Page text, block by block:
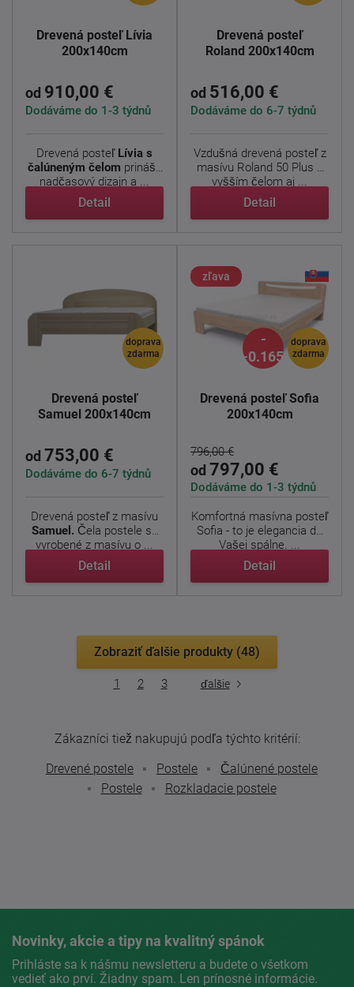
Drevená posteľ Lívia
200x140cm
od 910,00 €
Dodáváme do 1-3 týdnů
Drevená posteľ Lívia s
čalúneným čelom prináša
nadčasový dizajn a ...
Detail
Drevená posteľ
Roland 200x140cm
od 516,00 €
Dodáváme do 6-7 týdnů
Vzdušná drevená posteľ z
masívu Roland 50 Plus s
vyšším čelom aj ...
Detail
doprava
zdarma
Drevená posteľ
Samuel 200x140cm
od 753,00 €
Dodáváme do 6-7 týdnů
Drevená posteľ z masívu
Samuel. Čela postele sú
vyrobené z masívu o ...
Detail
zľava
-
-0.165%
doprava
zdarma
Drevená posteľ Sofia
200x140cm
796,00 €
od 797,00 €
Dodáváme do 1-3 týdnů
Komfortná masívna posteľ
Sofia - to je elegancia do
Vašej spálne. ...
Detail
Zobraziť ďalšie produkty (48)
3
2
1 ďalšie
Zákazníci tiež nakupujú podľa týchto kritérií:
Drevené postele
Postele
Čalúnené postele
Postele
Rozkladacie postele
Novinky, akcie a tipy na kvalitný spánok
Prihláste sa k nášmu newsletteru a budete o všetkom
vedieť ako prví. Žiadny spam. Len prínosné informácie.